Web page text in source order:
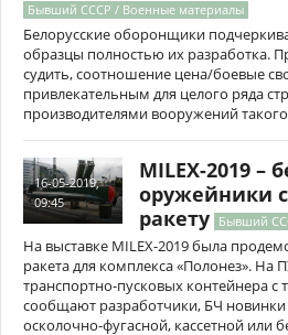
Бывший СССР / Военные материалы
Белорусские оборонщики
образцы полностью их разработка.
судить, соотношение цена/боевые
привлекательным для целого ряда
производителями вооружений такого
16-05-2019,
09:45
MILEX-2019 –
оружейники
ракету Бывший
На выставке MILEX-2019 была
ракета для комплекса «Полонез». На
транспортно-пусковых контейнера с
сообщают разработчики, БЧ новинки
осколочно-фугасной, кассетной или